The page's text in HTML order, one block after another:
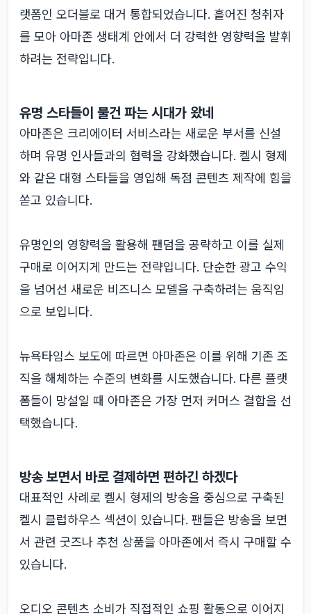
랫폼인 오더블로 대거 통합되었습니다. 흩어진 청취자
를 모아 아마존 생태계 안에서 더 강력한 영향력을 발휘
하려는 전략입니다.
유명 스타들이 물건 파는 시대가 왔네
아마존은 크리에이터 서비스라는 새로운 부서를 신설
하며 유명 인사들과의 협력을 강화했습니다. 켈시 형제
와 같은 대형 스타들을 영입해 독점 콘텐츠 제작에 힘을
쏟고 있습니다.
유명인의 영향력을 활용해 팬덤을 공략하고 이를 실제
구매로 이어지게 만드는 전략입니다. 단순한 광고 수익
을 넘어선 새로운 비즈니스 모델을 구축하려는 움직임
으로 보입니다.
뉴욕타임스 보도에 따르면 아마존은 이를 위해 기존 조
직을 해체하는 수준의 변화를 시도했습니다. 다른 플랫
폼들이 망설일 때 아마존은 가장 먼저 커머스 결합을 선
택했습니다.
방송 보면서 바로 결제하면 편하긴 하겠다
대표적인 사례로 켈시 형제의 방송을 중심으로 구축된
켈시 클럽하우스 섹션이 있습니다. 팬들은 방송을 보면
서 관련 굿즈나 추천 상품을 아마존에서 즉시 구매할 수
있습니다.
오디오 콘텐츠 소비가 직접적인 쇼핑 활동으로 이어지